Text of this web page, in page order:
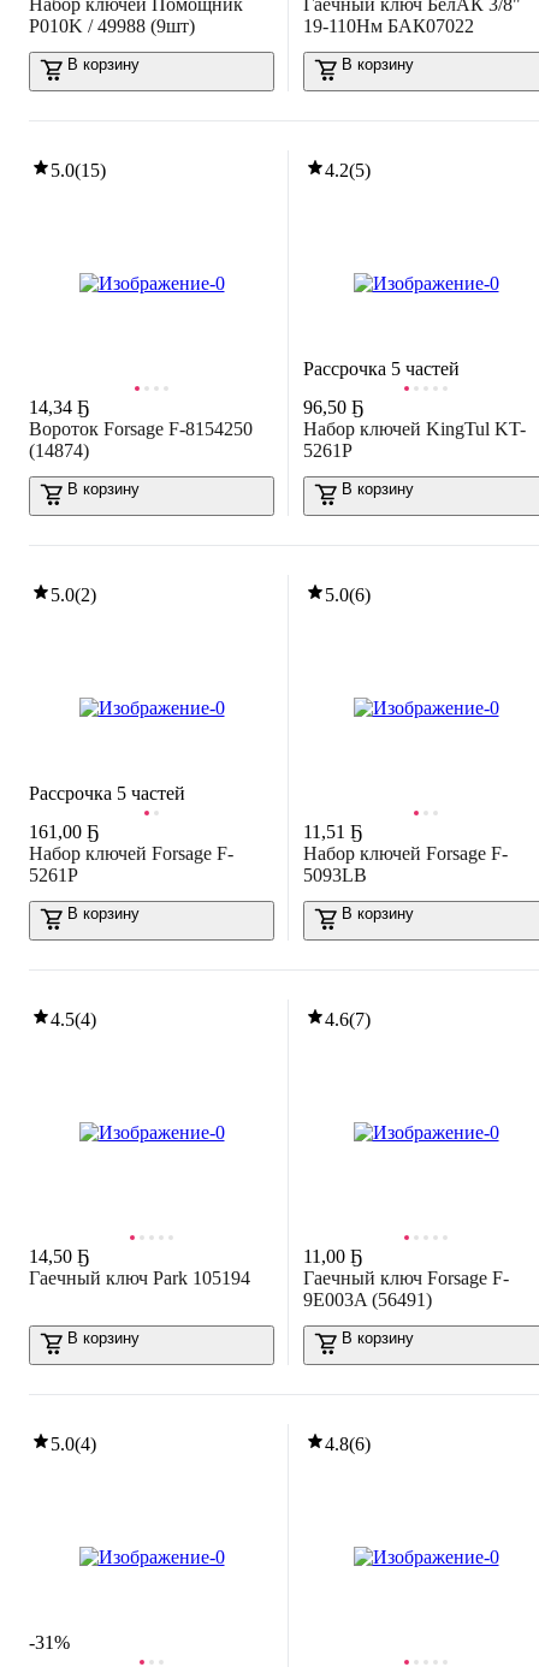
Набор ключей Помощник
P010K / 49988 (9шт)
В корзину
Гаечный ключ БелАК 3/8"
19-110Hм БАК07022
В корзину
5.0(15)
14,34 Ҕ
Вороток Forsage F-8154250
(14874)
В корзину
4.2(5)
Рассрочка 5 частей
96,50 Ҕ
Набор ключей KingTul KT-
5261P
В корзину
5.0(2)
Рассрочка 5 частей
161 ,00 Ҕ
Набор ключей Forsage F-
5261P
В корзину
5.0(6)
11 ,51 Ҕ
Набор ключей Forsage F-
5093LB
В корзину
4.5(4)
14,50 Ҕ
Гаечный ключ Park 105194
В корзину
4.6(7)
11 ,00 Ҕ
Гаечный ключ Forsage F-
9E003A (56491)
В корзину
5.0(4)
-31%
4.8(6)